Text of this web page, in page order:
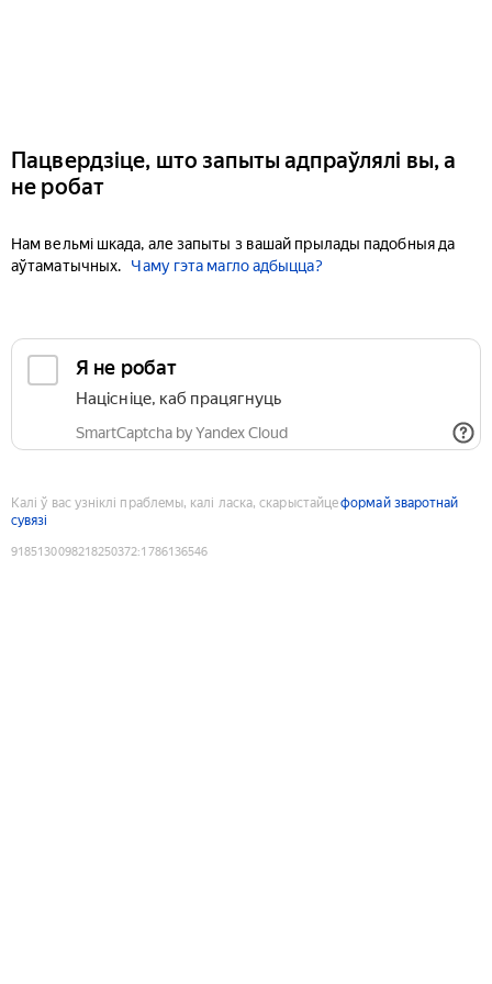
Пацвердзіце, што запыты адпраўлялі вы, а
не робат
Нам вельмі шкада, але запыты з вашай прылады падобныя да
аўтаматычных.
Чаму гэта магло адбыцца?
Я не робат
Націсніце, каб працягнуць
SmartCaptcha by Yandex Cloud
Калі ў вас узніклі праблемы, калі ласка, скарыстайцеформай зваротнай
сувязі
9185130098218250372:1786136546